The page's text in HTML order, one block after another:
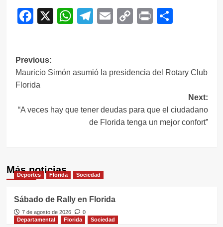
Facebook
X WhatsApp
Telegram
EmailCopy
Print
Navegación
de
Previous:
Mauricio Simón asumió la presidencia del Rotary Club
Florida
Next:
“A veces hay que tener deudas para que el ciudadano
de Florida tenga un mejor confort”
Más noticias
Deportes Florida Sociedad
Sábado de Rally en Florida
7 de agosto de 2026
0
Departamental
Florida Sociedad